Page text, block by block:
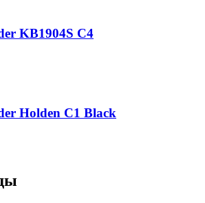
KB1904S C4
Holden C1 Black